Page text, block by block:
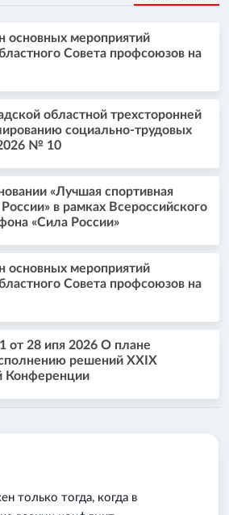
основных мероприятий
Совета профсоюзов на
областной трехсторонней
социально-трудовых
№ 10
«Лучшая спортивная
в рамках Всероссийского
«Сила России»
основных мероприятий
Совета профсоюзов на
от 28 ипя 2026 О плане
решений XXIX
Конференции
только тогда, когда в